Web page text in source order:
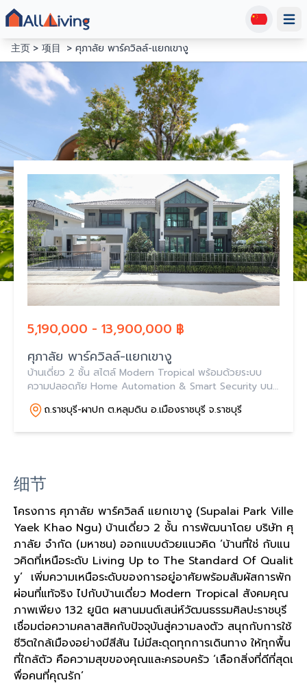
主页
项目 ศุภาลัย พาร์ควิลล์-แยกเขางู
5,190,000 - 13,900,000 ฿
ศุภาลัย พาร์ควิลล์-แยกเขางู
บ้านเดี่ยว 2 ชั้น สไตล์ Modern Tropical พร้อมด้วยระบบ
ความปลอดภัย Home Automation & Smart Security บน
สังคมส่วนตัว 132 ยูนิต ในย่านที่อยู่อาศัยใหม่ใกล้ตัวเมือง
ราชบุรี ใกล้ รพ.กรุงเทพ เมืองราช 2 นาที*
ถ.ราชบุรี-ผาปก ต.หลุมดิน อ.เมืองราชบุรี จ.ราชบุรี
细节
โครงการ ศุภาลัย พาร์ควิลล์ แยกเขางู (Supalai Park Ville
Yaek Khao Ngu) บ้านเดี่ยว 2 ชั้น การพัฒนาโดย บริษัท ศุ
ภาลัย จำกัด (มหาชน) ออกแบบด้วยแนวคิด ‘บ้านที่ใช่ กับแน
วคิดที่เหนือระดับ Living Up to The Standard Of Qualit
y’ เพิ่มความเหนือระดับของการอยู่อาศัยพร้อมสัมผัสการพัก
ผ่อนที่แท้จริง ไปกับบ้านเดี่ยว Modern Tropical สังคมคุณ
ภาพเพียง 132 ยูนิต ผสานมนต์เสน่ห์วัฒนธรรมศิลปะราชบุรี
เชื่อมต่อความคลาสสิคกับปัจจุบันสู่ความลงตัว สนุกกับการใช้
ชีวิตใกล้เมืองอย่างมีสีสัน ไม่มีสะดุดทุกการเดินทาง ให้ทุกพื้น
ที่ใกล้ตัว คือความสุขของคุณและครอบครัว ‘เลือกสิ่งที่ดีที่สุดเ
พื่อคนที่คุณรัก’